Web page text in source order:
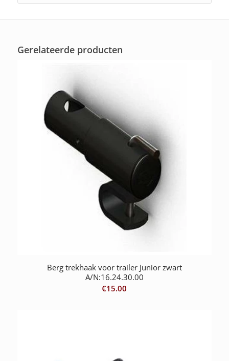
Gerelateerde producten
Berg trekhaak voor trailer Junior zwart
A/N:16.24.30.00
€15.00